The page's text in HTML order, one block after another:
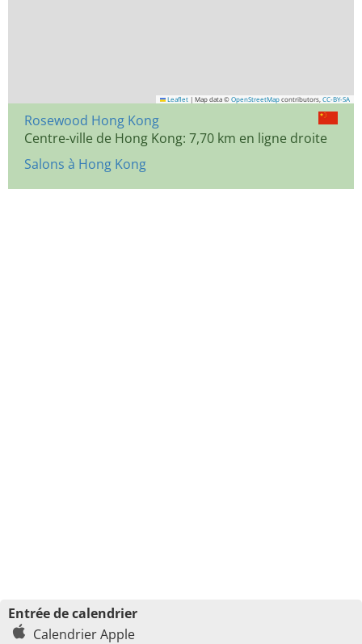
Leaflet | Map data © OpenStreetMap contributors, CC-BY-SA
Rosewood Hong Kong
Centre-ville de Hong Kong: 7,70 km en ligne droite
Salons à Hong Kong
Entrée de calendrier
Calendrier Apple